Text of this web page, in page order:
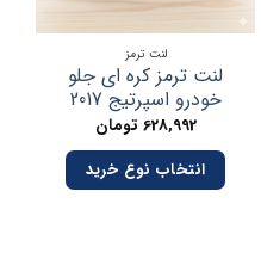
لنت ترمز
لنت ترمز کره ای جلو
خودرو اسپرتیج 2017
628,992تومان
انتخاب نوع خرید